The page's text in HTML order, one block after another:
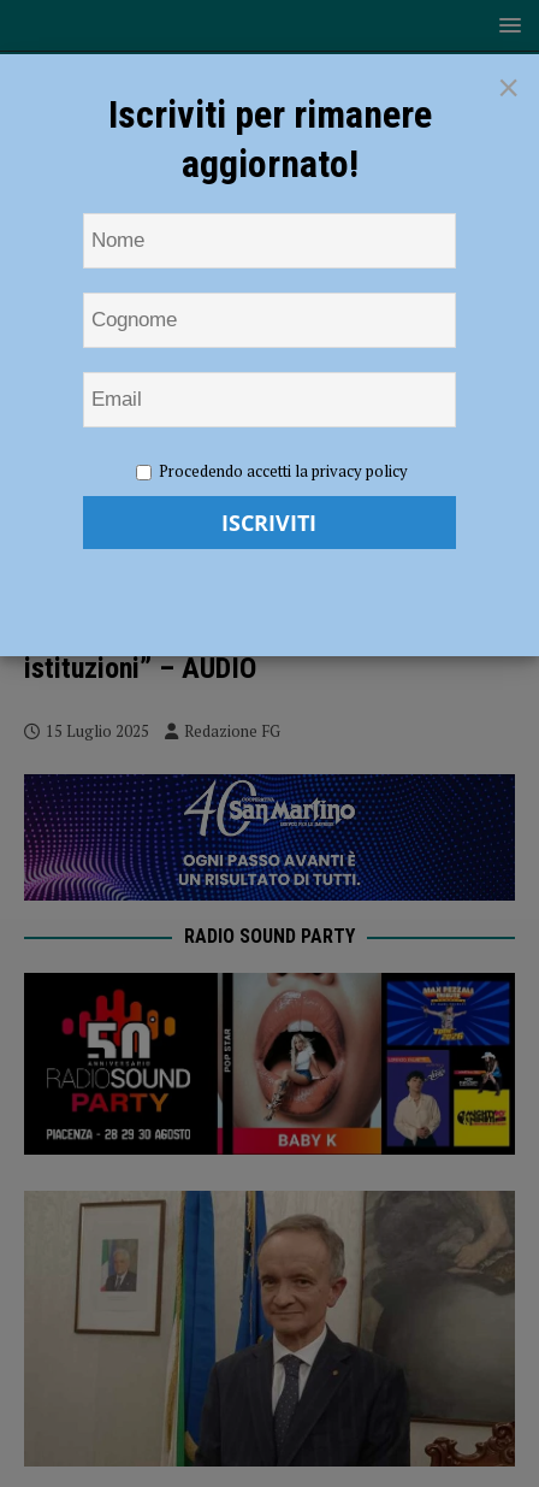
Ponta saluta Piacenza: “Abbiamo lavorato bene, creando un bel
sistema con forze dell’ordine e istituzioni” – AUDIO
Il prefetto Ponta saluta Piacenza:
istituzioni” – AUDIO
15 Luglio 2025 Redazione FG
RADIO SOUND PARTY
×
Iscriviti per rimanere
aggiornato!
Procedendo accetti la privacy policy